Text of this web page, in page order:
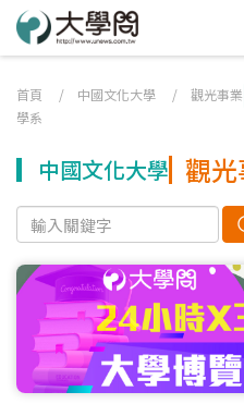
首頁 / 中國文化大學 / 觀光事業
學系
中國文化大學 觀